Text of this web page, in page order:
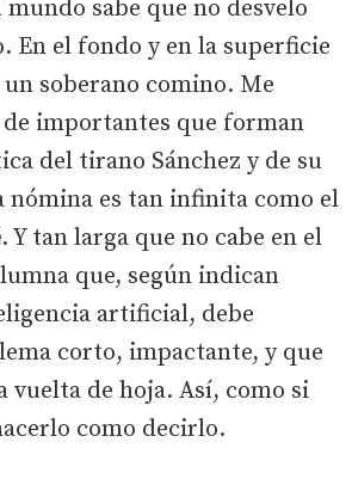
sabe que no desvelo
En el fondo y en la superficie
soberano comino. Me
importantes que forman
del tirano Sánchez y de su
nómina es tan infinita como el
tan larga que no cabe en el
que, según indican
artificial, debe
corto, impactante, y que
vuelta de hoja. Así, como si
como decirlo.